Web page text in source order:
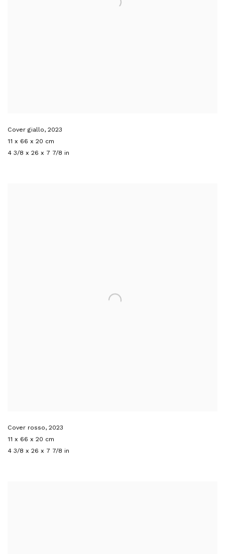
Cover giallo, 2023
11 x 66 x 20 cm
4 3/8 x 26 x 7 7/8 in
Cover rosso, 2023
11 x 66 x 20 cm
4 3/8 x 26 x 7 7/8 in